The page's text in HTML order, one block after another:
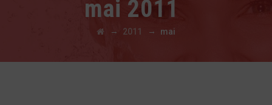
mai 2011
→ 2011 → mai